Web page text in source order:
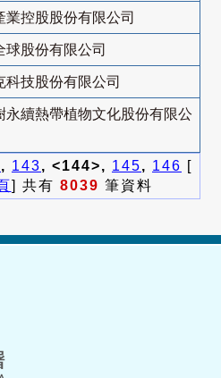
業控股股份有限公司
球股份有限公司
科技股份有限公司
永續熱帶植物文化股份有限公
, 143, <144>, 145, 146 [
] 共有 8039 筆資料